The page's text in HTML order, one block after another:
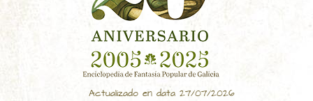
Actualizado en data 27/07/2026